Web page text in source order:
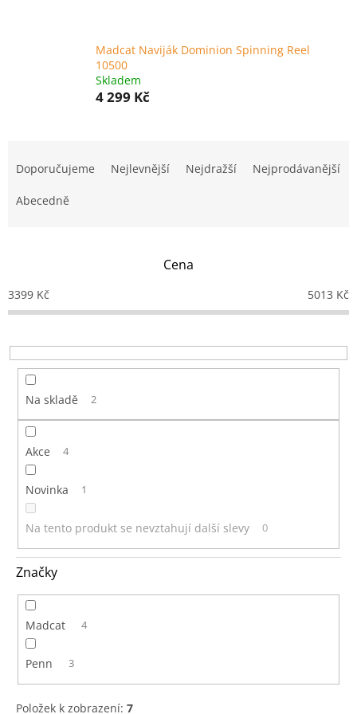
Madcat Naviják Dominion Spinning Reel
10500
Skladem
4 299 Kč
o
d
k
t
Doporučujeme Nejlevnější Nejdražší Nejprodávanější
Abecedně
Cena
3399 Kč 5013 Kč
Na skladě 2
Akce 4
Novinka 1
Na tento produkt se nevztahují další slevy 0
Značky
Madcat 4
Penn 3
Položek k zobrazení: 7